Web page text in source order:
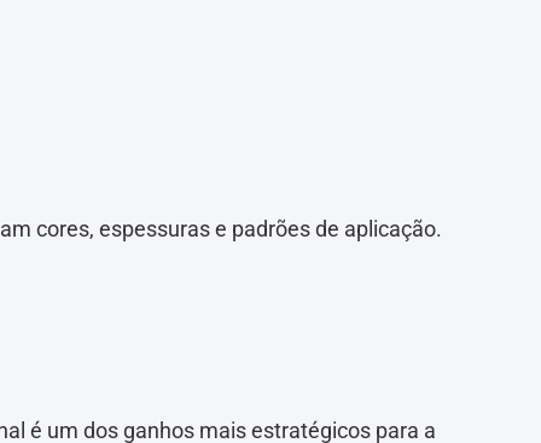
cores, espessuras e padrões de aplicação.
é um dos ganhos mais estratégicos para a